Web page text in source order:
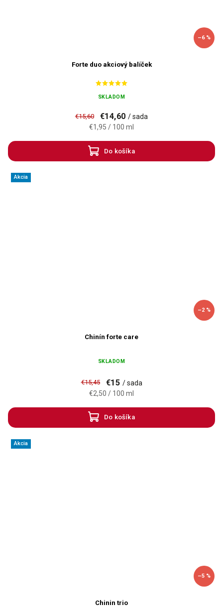
–6 %
Forte duo akciový balíček
SKLADOM
€15,60 €14,60/ sada
€1,95 / 100 ml
Do košíka
Akcia
–2 %
Chinín forte care
SKLADOM
€15,45 €15 / sada
€2,50 / 100 ml
Do košíka
Akcia
–5 %
Chinin trio